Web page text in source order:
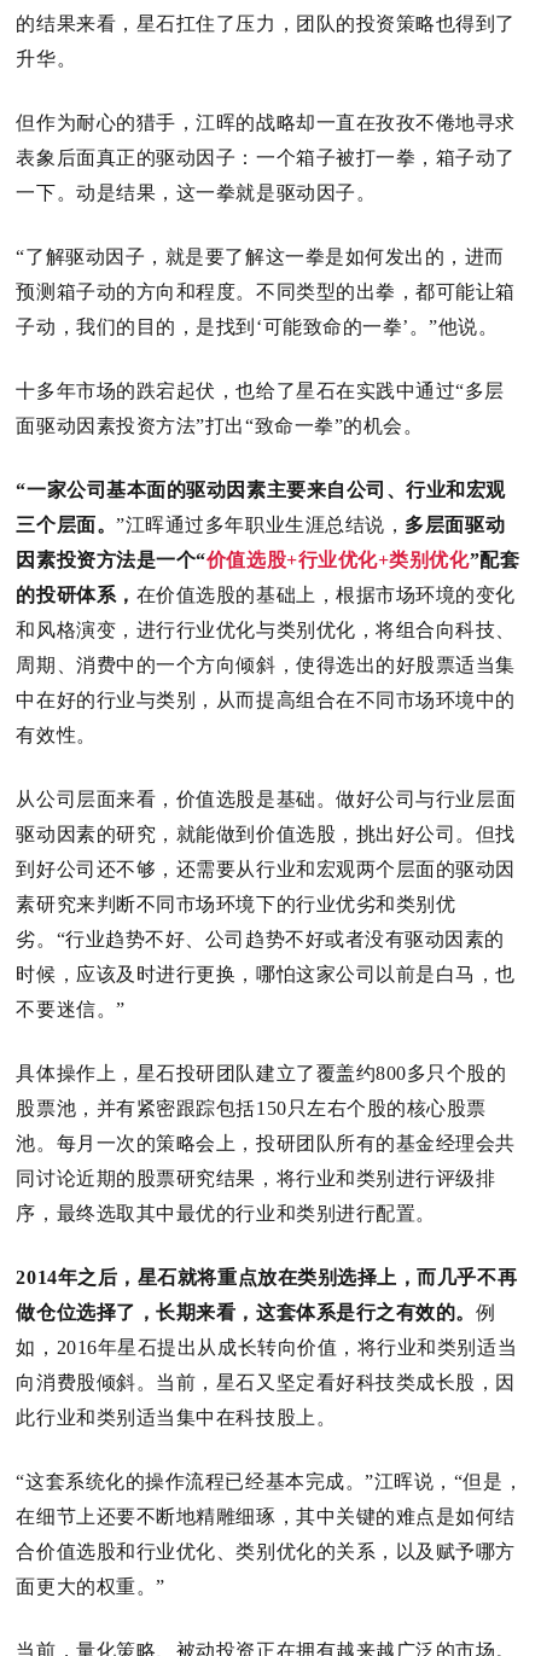
的结果来看，星石扛住了压力，团队的投资策略也得到了
升华。
但作为耐心的猎手，江晖的战略却一直在孜孜不倦地寻求
表象后面真正的驱动因子： 一个箱子被打一拳，箱子动了
一下。动是结果，这一拳就是驱动因子。
“了解驱动因子，就是要了解这一拳是如何发出的，进而
预测箱子动的方向和程度。 不同类型的出拳，都可能让箱
子动，我们的目的，是找到‘可能致命的一拳’。”他说。
十多年市场的跌宕起伏，也给了星石在实践中通过“多层
面驱动因素投资方法”打出“致命一拳”的机会。
“一家公司基本面的驱动因素主要来自公司、行业和宏观
三个层面。”江晖通过多年职业生涯总结说， 多层面驱动
因素投资方法是一个“价值选股+行业优化+类别优化”配套
的投研体系， 在价值选股的基础上，根据市场环境的变化
和风格演变，进行行业优化与类别优化，将组合向科技、
周期、消费中的一个方向倾斜，使得选出的好股票适当集
中在好的行业与类别，从而提高组合在不同市场环境中的
有效性。
从公司层面来看，价值选股是基础。做好公司与行业层面
驱动因素的研究，就能做到价值选股，挑出好公司。 但找
到好公司还不够，还需要从行业和宏观两个层面的驱动因
素研究来判断不同市场环境下的行业优劣和类别优
劣。 “行业趋势不好、公司趋势不好或者没有驱动因素的
时候，应该及时进行更换，哪怕这家公司以前是白马，也
不要迷信。”
具体操作上，星石投研团队建立了覆盖约800多只个股的
股票池，并有紧密跟踪包括150只左右个股的核心股票
池。 每月一次的策略会上，投研团队所有的基金经理会共
同讨论近期的股票研究结果，将行业和类别进行评级排
序，最终选取其中最优的行业和类别进行配置。
2014年之后，星石就将重点放在类别选择上，而几乎不再
做仓位选择了，长期来看，这套体系是行之有效的。 例
如，2016年星石提出从成长转向价值，将行业和类别适当
向消费股倾斜。 当前，星石又坚定看好科技类成长股，因
此行业和类别适当集中在科技股上。
“这套系统化的操作流程已经基本完成。”江晖说，“但是，
在细节上还要不断地精雕细琢，其中关键的难点是如何结
合价值选股和行业优化、类别优化的关系，以及赋予哪方
面更大的权重。”
当前，量化策略、被动投资正在拥有越来越广泛的市场。